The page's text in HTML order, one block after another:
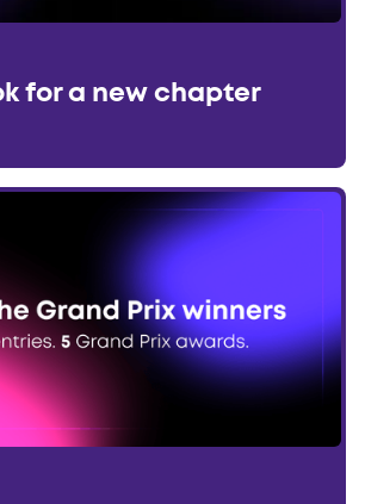
for a new chapter